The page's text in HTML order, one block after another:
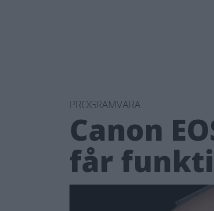
PROGRAMVARA
Canon
får